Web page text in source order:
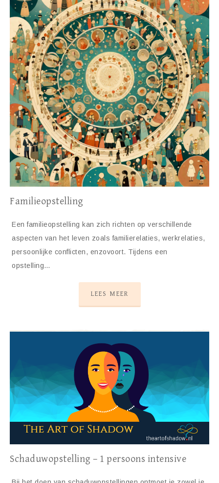
Familieopstelling
Een familieopstelling kan zich richten op verschillende
aspecten van het leven zoals familierelaties, werkrelaties,
persoonlijke conflicten, enzovoort. Tijdens een
opstelling…
LEES MEER
Schaduwopstelling – 1 persoons intensive